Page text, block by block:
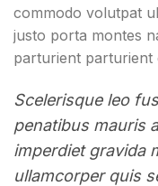
commodo volutpat
justo porta montes
parturient parturient
Scelerisque leo
penatibus mauris
imperdiet gravida
ullamcorper quis